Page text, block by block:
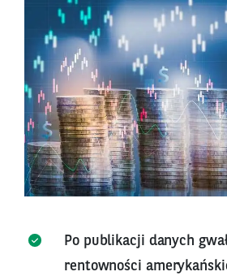
Po publikacji danych
rentowności